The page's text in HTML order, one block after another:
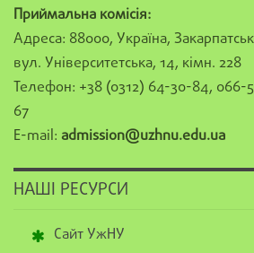
Приймальна комісія:
Адреса: 88000, Україна,
вул. Університетська, 14, кімн. 228
Телефон: +38 (0312) 64-30-84, 066-
67
E-mail: admission@uzhnu.edu.ua
НАШІ РЕСУРСИ
Сайт УжНУ